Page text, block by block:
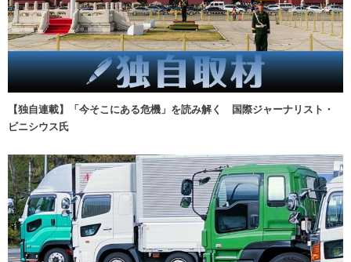
【独自連載】「今そこにある危機」を読み解く 国際ジャーナリスト・
ビニシウス氏